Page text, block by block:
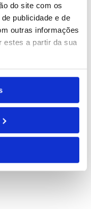
do site com os
publicidade e de
outras informações
estes a partir da sua